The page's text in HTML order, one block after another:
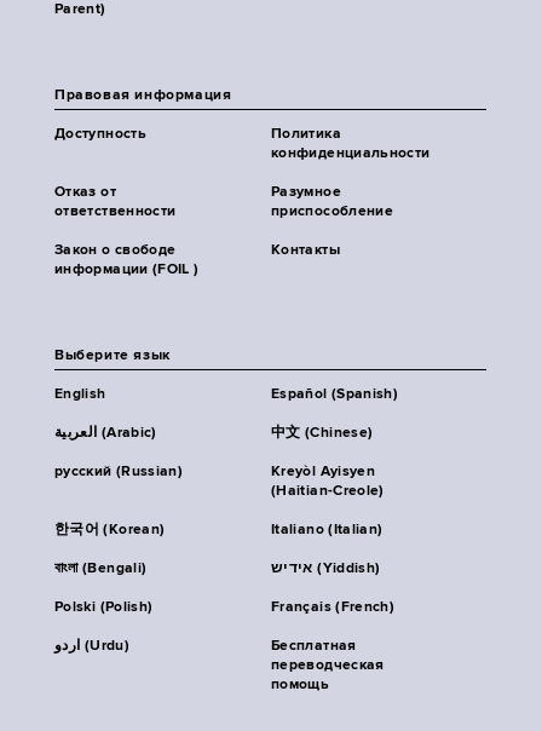
Parent)
Правовая информация
Доступность
Политика
конфиденциальности
Отказ от
ответственности
Разумное
приспособление
Закон о свободе
информации (FOIL )
Контакты
Выберите язык
English Español (Spanish)
العربية (Arabic) 中文 (Chinese)
русский (Russian)
Kreyòl Ayisyen
(Haitian-Creole)
한국어 (Korean) Italiano (Italian)
বাংলা (Bengali) אידיש (Yiddish)
Polski (Polish) Français (French)
اردو (Urdu)
Бесплатная
переводческая
помощь